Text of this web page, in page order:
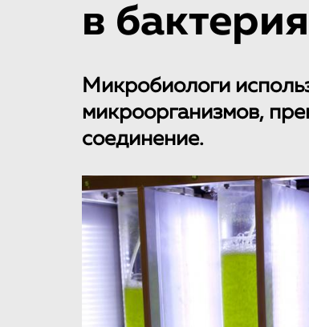
в
Микробиологи
микроорганизмов,
соединение.